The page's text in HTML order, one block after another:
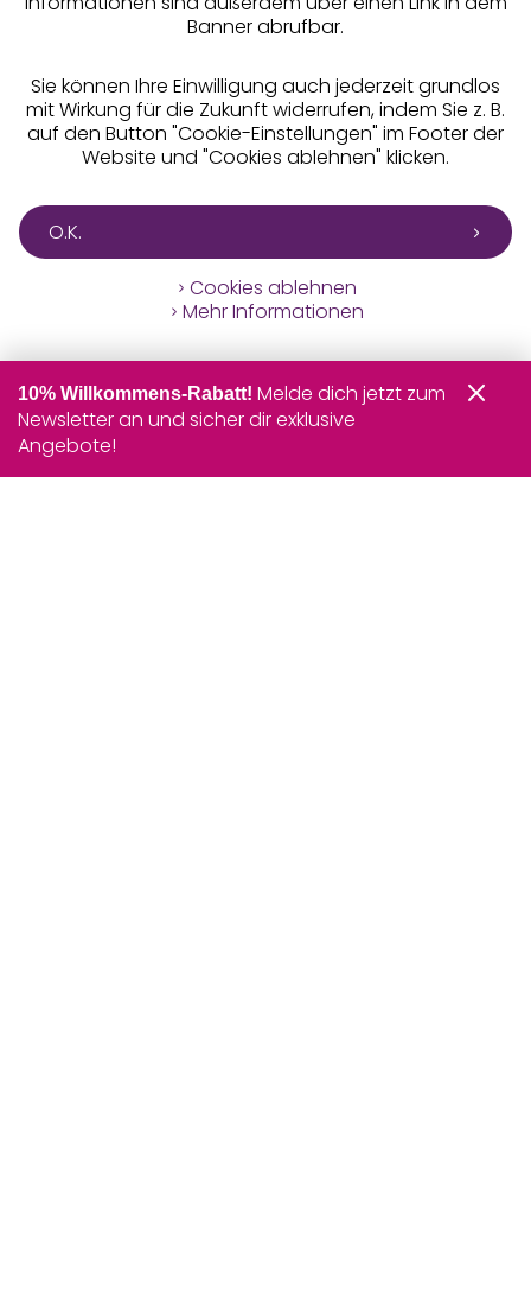
Banner abrufbar.
Sie können Ihre Einwilligung auch jederzeit grundlos
mit Wirkung für die Zukunft widerrufen, indem Sie z. B.
auf den Button "Cookie-Einstellungen" im Footer der
Website und "Cookies ablehnen" klicken.
O.K.
Cookies ablehnen
Mehr Informationen
10% Willkommens-Rabatt! Melde dich jetzt zum
Newsletter an und sicher dir exklusive
Angebote!